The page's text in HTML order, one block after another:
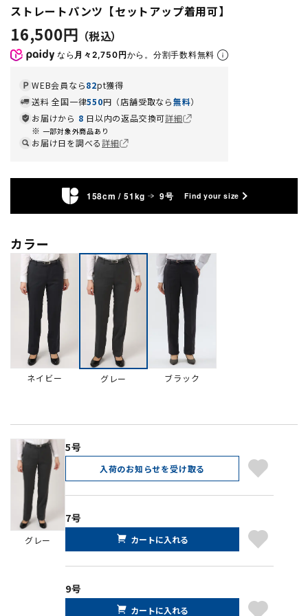
ストレートパンツ【セットアップ着用可】
16,500円
なら 月々2,750円から。分割手数料無料
WEB会員なら82pt獲得
送料 全国一律550円（店舗受取なら無料）
お届けから 8 日以内の返品交換可詳細
一部対象外商品あり
お届け日を調べる詳細
158cm / 51kg 9号 Find your size
カラー
ネイビー グレー ブラック
グレー
5号
入荷のお知らせを受け取る
7号
カートに入れる
9号
カートに入れる